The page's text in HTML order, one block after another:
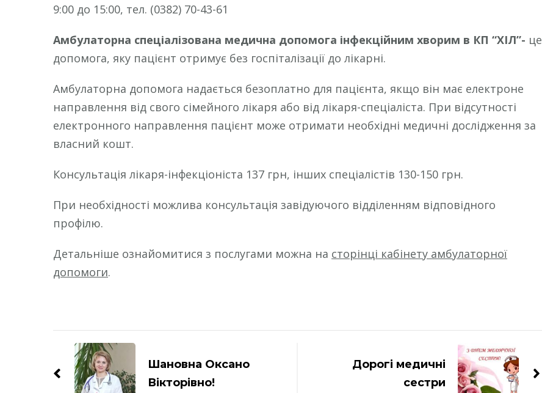
9:00 до 15:00, тел. (0382) 70-43-61
Амбулаторна спеціалізована медична допомога інфекційним хворим в КП “XІЛ”- це
допомога, яку пацієнт отримує без госпіталізації до лікарні.
Амбулаторна допомога надається безоплатно для пацієнта, якщо він має електроне
направлення від свого сімейного лікаря або від лікаря-спеціаліста. При відсутності
електронного направлення пацієнт може отримати необхідні медичні дослідження за
власний кошт.
Консультація лікаря-інфекціоніста 137 грн, інших спеціалістів 130-150 грн.
При необхідності можлива консультація завідуючого відділенням відповідного
профілю.
Детальніше ознайомитися з послугами можна на сторінці кабінету амбулаторної
допомоги.
Навігація
запису
Шановна Оксано
Вікторівно!
Дорогі медичні
сестри